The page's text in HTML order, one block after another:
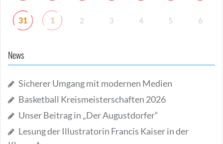
31 1 2 3 4 5 6
News
Sicherer Umgang mit modernen Medien
Basketball Kreismeisterschaften 2026
Unser Beitrag in „Der Augustdorfer“
Lesung der Illustratorin Francis Kaiser in der